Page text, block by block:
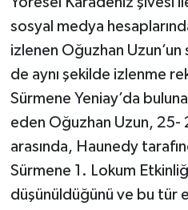
sosyal medya
izlenen Oğuzhan
de aynı şekilde izlenme
Sürmene Yeniay’da
eden Oğuzhan Uzun,
arasında, Haunedy
Sürmene 1. Lokum
düşünüldüğünü ve bu tür